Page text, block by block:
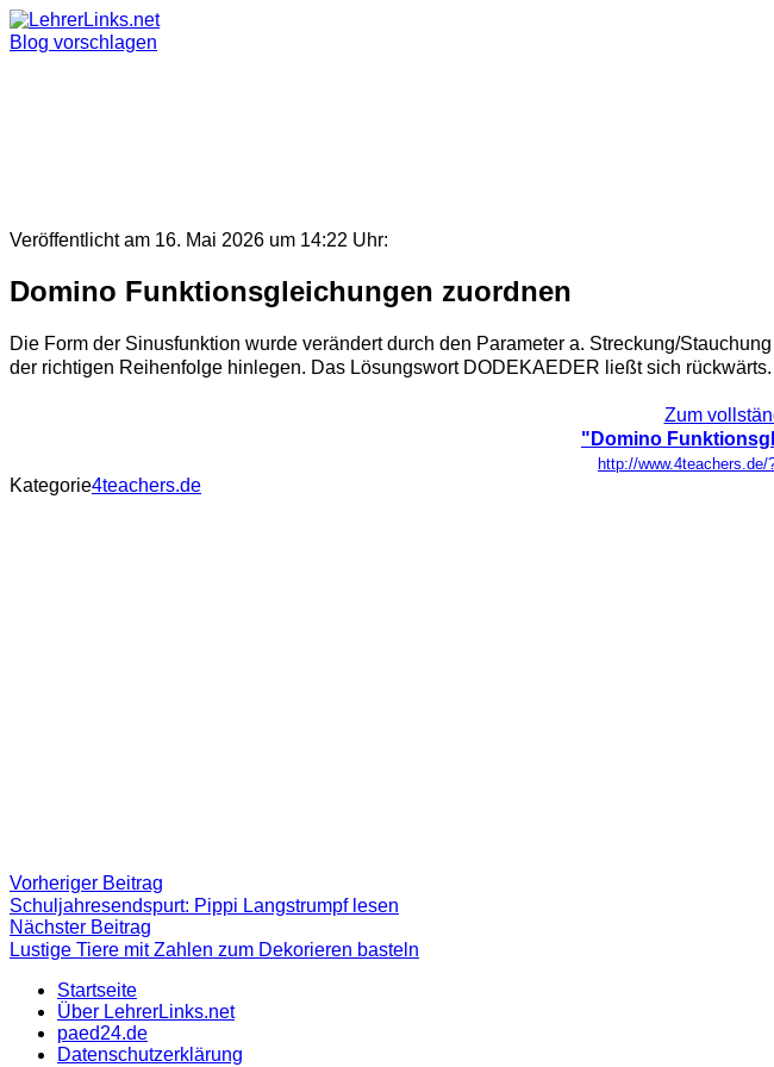
Skip
to
Blog vorschlagen
Veröffentlicht am 16. Mai 2026 um 14:22 Uhr:
Domino Funktionsgleichungen zuordnen
Die Form der Sinusfunktion wurde verändert durch den Parameter a. Streckung/
der richtigen Reihenfolge hinlegen. Das Lösungswort DODEKAEDER ließt sich
Zum
"Domino
http://
Kategorie4teachers.de
Beitragsnavigation
Vorheriger Beitrag
Beitrag:
Schuljahresendspurt: Pippi Langstrumpf lesen
Nächster Beitrag
Beitrag
Lustige Tiere mit Zahlen zum Dekorieren basteln
Startseite
Über LehrerLinks.net
paed24.de
Datenschutzerklärung